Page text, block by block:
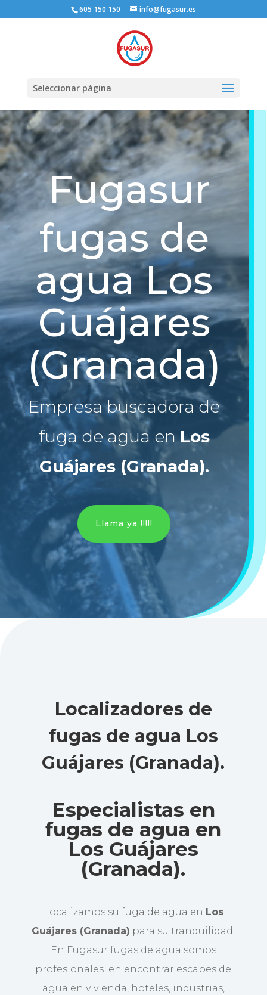
605 150 150 info@fugasur.es
Seleccionar página
Fugasur
fugas de
agua Los
Guájares
(Granada)
Empresa buscadora de
fuga de agua enLos
Guájares (Granada).
Llama ya !!!!!
Localizadores de
fugas de agua Los
Guájares (Granada).
Especialistas en
fugas de agua en
Los Guájares
(Granada).
Localizamos su fuga de agua en Los
Guájares (Granada) para su tranquilidad.
En Fugasur fugas de agua somos
profesionales en encontrar escapes de
agua en vivienda, hoteles, industrias,